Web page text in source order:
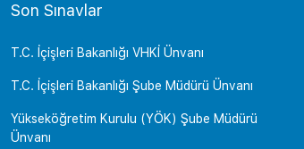
Son Sınavlar
T.C. İçişleri Bakanlığı VHKİ Ünvanı
T.C. İçişleri Bakanlığı Şube Müdürü Ünvanı
Yükseköğretim Kurulu (YÖK) Şube Müdürü
Ünvanı